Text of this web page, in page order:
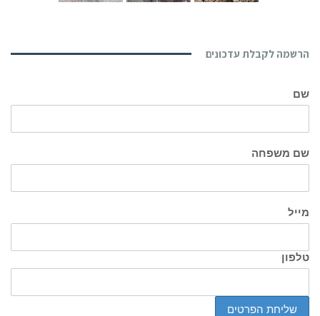
הרשמה לקבלת עדכונים
שם
שם משפחה
מייל
טלפון